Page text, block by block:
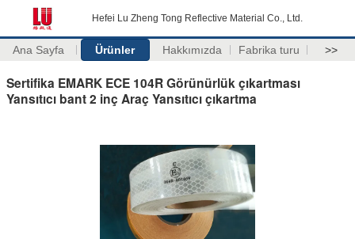
Hefei Lu Zheng Tong Reflective Material Co., Ltd.
Ana Sayfa Ürünler Hakkımızda Fabrika turu >>
Sertifika EMARK ECE 104R Görünürlük çıkartması
Yansıtıcı bant 2 inç Araç Yansıtıcı çıkartma